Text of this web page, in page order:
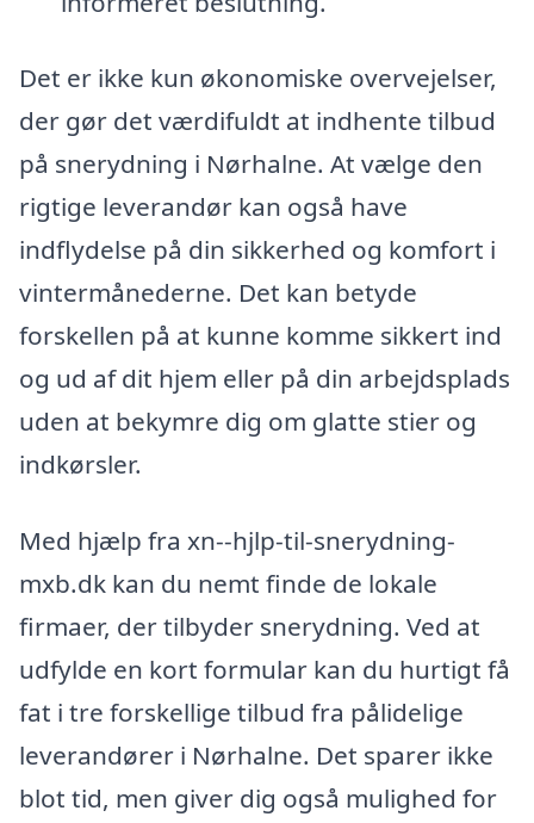
Det er ikke kun økonomiske overvejelser,
der gør det værdifuldt at indhente tilbud
på snerydning i Nørhalne. At vælge den
rigtige leverandør kan også have
indflydelse på din sikkerhed og komfort i
vintermånederne. Det kan betyde
forskellen på at kunne komme sikkert ind
og ud af dit hjem eller på din arbejdsplads
uden at bekymre dig om glatte stier og
indkørsler.
Med hjælp fra xn--hjlp-til-snerydning-
mxb.dk kan du nemt finde de lokale
firmaer, der tilbyder snerydning. Ved at
udfylde en kort formular kan du hurtigt få
fat i tre forskellige tilbud fra pålidelige
leverandører i Nørhalne. Det sparer ikke
blot tid, men giver dig også mulighed for